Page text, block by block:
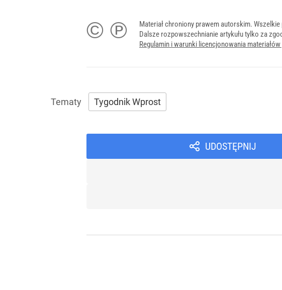
© ℗
Materiał chroniony prawem autorskim.
Dalsze rozpowszechnianie artykułu tylko za
Regulamin i warunki licencjonowania
Tygodnik Wprost
UDOSTĘPNIJ